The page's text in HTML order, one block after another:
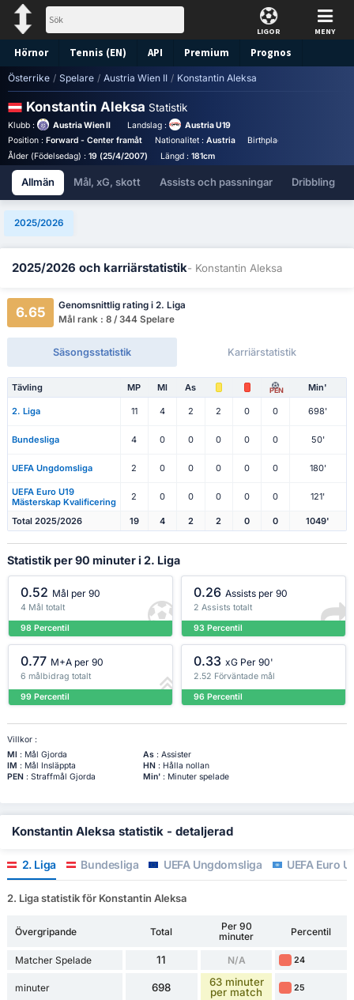
LIGOR MENY
Hörnor Tennis (EN) API Premium Prognos
Österrike / Spelare / Austria Wien II / Konstantin Aleksa
Konstantin Aleksa Statistik
Klubb : Austria Wien II Landslag :
Austria U19
Position : Forward - Center framåt Nationalitet : Austria Birthplace :
Ålder (Födelsedag) : 19 (25/4/2007) Längd : 181cm
Allmän Mål, xG, skott Assists och passningar Dribbling
2025/2026
2025/2026 och karriärstatistik- Konstantin Aleksa
6.65
Genomsnittlig rating i 2. Liga
Mål rank : 8 / 344 Spelare
Säsongsstatistik Karriärstatistik
Tävling MP Ml As PEN Min'
2. Liga 11 4 2 2 0 0 698'
Bundesliga 4 0 0 0 0 0 50'
UEFA Ungdomsliga 2 0 0 0 0 0 180'
UEFA Euro U19
Mästerskap Kvalificering
2 0 0 0 0 0 121'
Total 2025/2026 19 4 2 2 0 0 1049'
Statistik per 90 minuter i 2. Liga
0.52 Mål per 90
4 Mål totalt
98 Percentil
0.26 Assists per 90
2 Assists totalt
93 Percentil
0.77 M+A per 90
6 målbidrag totalt
99 Percentil
0.33 xG Per 90'
2.52 Förväntade mål
96 Percentil
Villkor :
Ml : Mål Gjorda As: Assister
IM : Mål Insläppta HN: Hålla nollan
PEN: Straffmål Gjorda Min': Minuter spelade
Konstantin Aleksa statistik - detaljerad
2. Liga Bundesliga UEFA Ungdomsliga UEFA Euro
2. Liga statistik för Konstantin Aleksa
Övergripande Total
Per 90
minuter
Percentil
Matcher Spelade 11 N/A 24
minuter 698
63 minuter
per match
25